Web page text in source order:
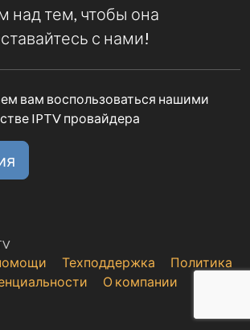
над тем, чтобы она
с нами!
вам воспользоваться нашими
IPTV провайдера
Техподдержка
Политика
О компании